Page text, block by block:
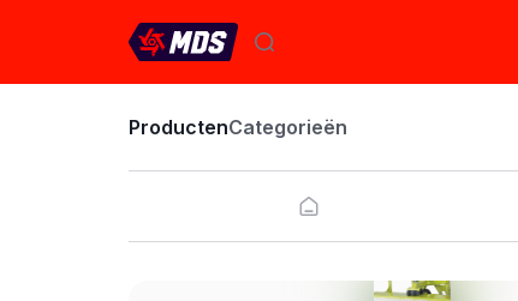
ProductenCategorieën